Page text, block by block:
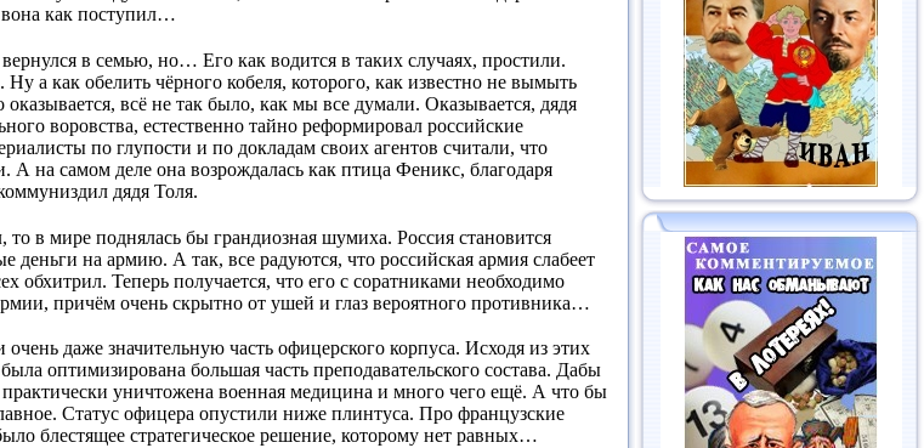
вона как поступил…
в семью, но… Его как водится в таких случаях, простили.
а как обелить чёрного кобеля, которого, как известно не вымыть
всё не так было, как мы все думали. Оказывается, дядя
воровства, естественно тайно реформировал российские
по глупости и по докладам своих агентов считали, что
А на самом деле она возрождалась как птица Феникс, благодаря
дядя Толя.
в мире поднялась бы грандиозная шумиха. Россия становится
деньги на армию. А так, все радуются, что российская армия слабеет
обхитрил. Теперь получается, что его с соратниками необходимо
причём очень скрытно от ушей и глаз вероятного противника…
даже значительную часть офицерского корпуса. Исходя из этих
оптимизирована большая часть преподавательского состава. Дабы
уничтожена военная медицина и много чего ещё. А что бы
Статус офицера опустили ниже плинтуса. Про французские
блестящее стратегическое решение, которому нет равных…